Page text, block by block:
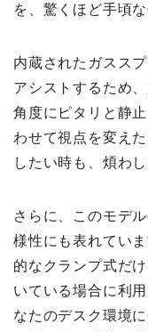
を、驚くほど手頃
内蔵されたガスス
アシストするため
角度にピタリと静
わせて視点を変え
したい時も、煩わ
さらに、このモデ
様性にも表れてい
的なクランプ式だ
いている場合に利
なたのデスク環境